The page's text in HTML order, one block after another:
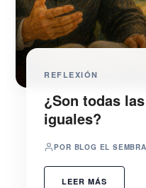
REFLEXIÓN
¿Son todas
iguales?
POR BLOG EL
LEER MÁS